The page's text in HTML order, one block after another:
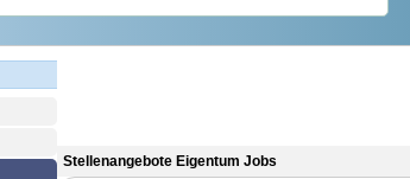
Stellenangebote Eigentum Jobs